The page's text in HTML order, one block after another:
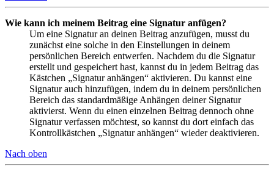
Wie kann ich meinem Beitrag eine Signatur anfügen?
Um eine Signatur an deinen Beitrag anzufügen, musst du
zunächst eine solche in den Einstellungen in deinem
persönlichen Bereich entwerfen. Nachdem du die Signatur
erstellt und gespeichert hast, kannst du in jedem Beitrag das
Kästchen „Signatur anhängen“ aktivieren. Du kannst eine
Signatur auch hinzufügen, indem du in deinem persönlichen
Bereich das standardmäßige Anhängen deiner Signatur
aktivierst. Wenn du einen einzelnen Beitrag dennoch ohne
Signatur verfassen möchtest, so kannst du dort einfach das
Kontrollkästchen „Signatur anhängen“ wieder deaktivieren.
Nach oben